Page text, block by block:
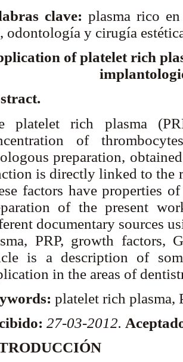
clave: plasma rico
odontología y cirugía
of platelet rich
platelet rich plasma
of
preparation,
is directly linked to the
factors have properties
of the present
documentary sources
PRP, growth factors,
is a description of
in the areas of
platelet rich plasma,
27-03-2012.